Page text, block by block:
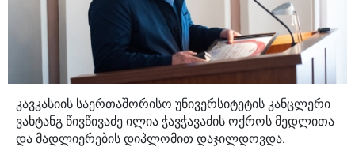
კავკასიის საერთაშორისო უნივერსიტეტის კანცლერი
ვახტანგ წივწივაძე ილია ჭავჭავაძის ოქროს მედლითა
და მადლიერების დიპლომით დაჯილდოვდა.